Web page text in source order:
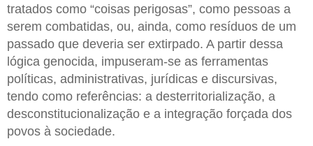
tratados como “coisas perigosas”, como pessoas a
serem combatidas, ou, ainda, como resíduos de um
passado que deveria ser extirpado. A partir dessa
lógica genocida, impuseram-se as ferramentas
políticas, administrativas, jurídicas e discursivas,
tendo como referências: a desterritorialização, a
desconstitucionalização e a integração forçada dos
povos à sociedade.